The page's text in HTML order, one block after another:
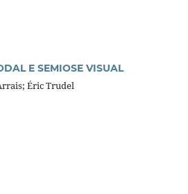
E SEMIOSE VISUAL
Éric Trudel